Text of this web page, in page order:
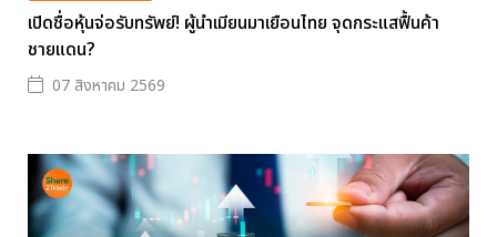
เปิดชื่อหุ้นจ่อรับทรัพย์! ผู้นำเมียนมาเยือนไทย จุดกระแสฟื้นค้า
ชายแดน?
07 สิงหาคม 2569